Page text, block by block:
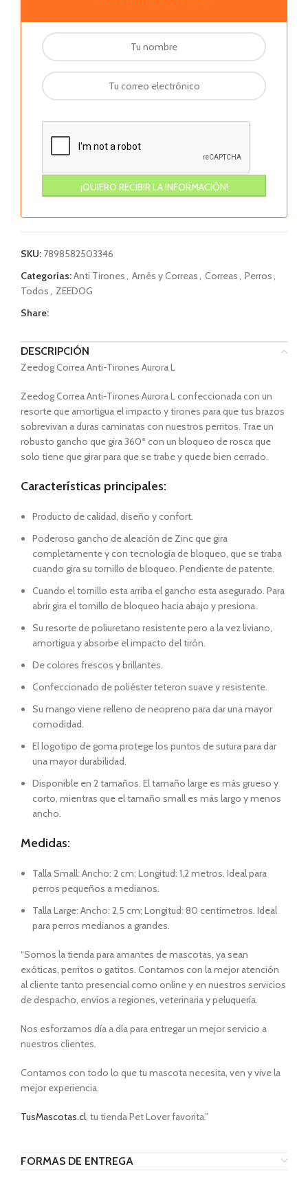
SKU: 7898582503346
Categorías:Anti Tirones, Arnés y Correas, Correas, Perros,
Todos, ZEEDOG
Share:
DESCRIPCIÓN
Zeedog Correa Anti-Tirones Aurora L
Zeedog Correa Anti-Tirones Aurora L confeccionada con un
resorte que amortigua el impacto y tirones para que tus brazos
sobrevivan a duras caminatas con nuestros perritos. Trae un
robusto gancho que gira 360ª con un bloqueo de rosca que
solo tiene que girar para que se trabe y quede bien cerrado.
Características principales:
Producto de calidad, diseño y confort.
Poderoso gancho de aleación de Zinc que gira
completamente y con tecnología de bloqueo, que se traba
cuando gira su tornillo de bloqueo. Pendiente de patente.
Cuando el tornillo esta arriba el gancho esta asegurado. Para
abrir gira el tornillo de bloqueo hacia abajo y presiona.
Su resorte de poliuretano resistente pero a la vez liviano,
amortigua y absorbe el impacto del tirón.
De colores frescos y brillantes.
Confeccionado de poliéster teteron suave y resistente.
Su mango viene relleno de neopreno para dar una mayor
comodidad.
El logotipo de goma protege los puntos de sutura para dar
una mayor durabilidad.
Disponible en 2 tamaños. El tamaño large es más grueso y
corto, mientras que el tamaño small es más largo y menos
ancho.
Medidas:
Talla Small: Ancho: 2 cm; Longitud: 1,2 metros. Ideal para
perros pequeños a medianos.
Talla Large: Ancho: 2,5 cm; Longitud: 80 centímetros. Ideal
para perros medianos a grandes.
“Somos la tienda para amantes de mascotas, ya sean
exóticas, perritos o gatitos. Contamos con la mejor atención
al cliente tanto presencial como online y en nuestros servicios
de despacho, envíos a regiones, veterinaria y peluquería.
Nos esforzamos día a día para entregar un mejor servicio a
nuestros clientes.
Contamos con todo lo que tu mascota necesita, ven y vive la
mejor experiencia.
TusMascotas.cl, tu tienda Pet Lover favorita.”
FORMAS DE ENTREGA